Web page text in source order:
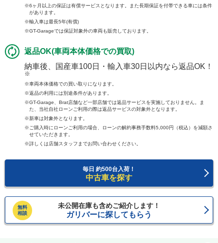
6ヶ月以上の保証は有償サービスとなります。また長期保証を付帯できる車には条件
があります。
輸入車は最長5年(有償)
GT-Garageでは保証対象外の車両も販売しております。
返品OK(車両本体価格での買取)
納車後、国産車100日・輸入車30日以内なら返品OK！
※
車両本体価格での買い取りになります。
返品の利用には別途条件があります。
GT-Garage、Brat店舗など一部店舗では返品サービスを実施しておりません。ま
た、当社自社ローンご利用の際は返品サービスの対象外となります。
新車は対象外となります。
ご購入時にローンご利用の場合、ローンの解約事務手数料5,000円（税込）を減額さ
せていただきます。
詳しくは店舗スタッフまでお問い合わせください。
毎日 約500台入荷！
中古車を探す
無料
相談
未公開在庫も含めご紹介します！
ガリバーに探してもらう